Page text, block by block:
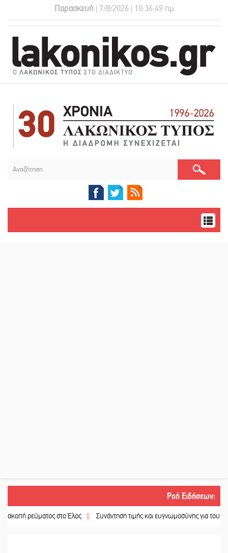
Παρασκευή | 7/8/2026 | 10:36:50 πμ
Ροή Ειδήσεων:
στο Έλος || Συνάντηση τιμής και ευγνωμοσύνης για τους